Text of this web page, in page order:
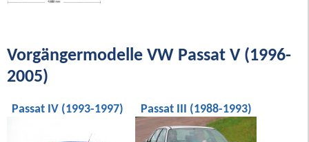
Vorgängermodelle VW Passat V (1996-
2005)
Passat IV (1993-1997) Passat III (1988-1993)